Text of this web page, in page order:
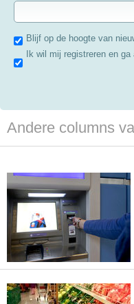
Blijf op de hoogte van
Ik wil mij registreren en
Andere columns